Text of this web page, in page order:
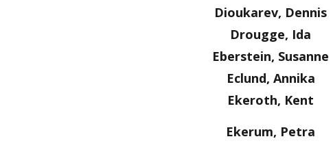
Dioukarev, Dennis
Drougge, Ida
Eberstein, Susanne
Eclund, Annika
Ekeroth, Kent
Ekerum, Petra